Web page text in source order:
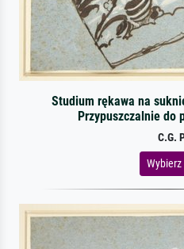
Studium rękawa na
Przypuszczalnie do
C.G.